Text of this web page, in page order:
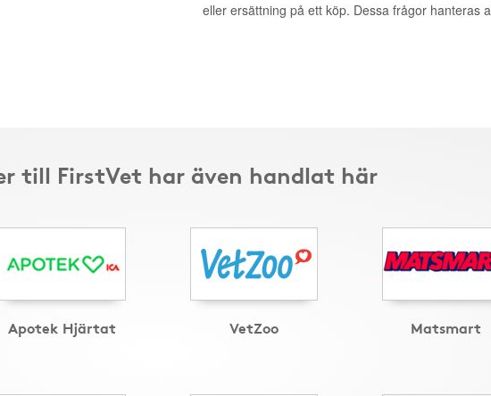
eller ersättning på ett köp. Dessa frågor hanteras
till FirstVet har även handlat här
Apotek Hjärtat VetZoo Matsmart